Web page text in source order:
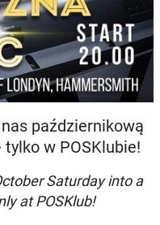
październikową
tylko w POSKlubie!
Saturday into a
at POSKlub!